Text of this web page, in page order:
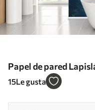
Papel de pared
15Le gusta